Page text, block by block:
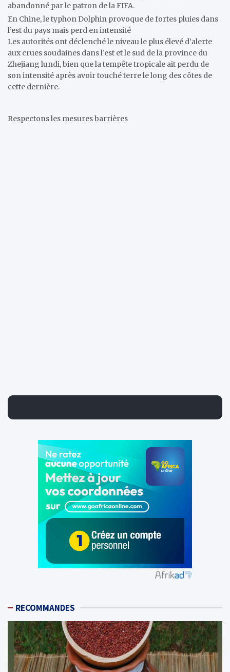
abandonné par le patron de la FIFA.
En Chine, le typhon Dolphin provoque de fortes pluies dans
l’est du pays mais perd en intensité
Les autorités ont déclenché le niveau le plus élevé d’alerte
aux crues soudaines dans l’est et le sud de la province du
Zhejiang lundi, bien que la tempête tropicale ait perdu de
son intensité après avoir touché terre le long des côtes de
cette dernière.
Respectons les mesures barrières
RECOMMANDES